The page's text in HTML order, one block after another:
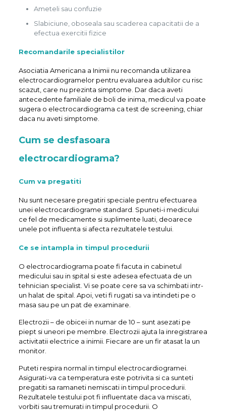
Ameteli sau confuzie
Slabiciune, oboseala sau scaderea capacitatii de a
efectua exercitii fizice
Recomandarile specialistilor
Asociatia Americana a Inimii nu recomanda utilizarea
electrocardiogramelor pentru evaluarea adultilor cu risc
scazut, care nu prezinta simptome. Dar daca aveti
antecedente familiale de boli de inima, medicul va poate
sugera o electrocardiograma ca test de screening, chiar
daca nu aveti simptome.
Cum se desfasoara
electrocardiograma?
Cum va pregatiti
Nu sunt necesare pregatiri speciale pentru efectuarea
unei electrocardiograme standard. Spuneti-i medicului
ce fel de medicamente si suplimente luati, deoarece
unele pot influenta si afecta rezultatele testului.
Ce se intampla in timpul procedurii
O electrocardiograma poate fi facuta in cabinetul
medicului sau in spital si este adesea efectuata de un
tehnician specialist. Vi se poate cere sa va schimbati intr-
un halat de spital. Apoi, veti fi rugati sa va intindeti pe o
masa sau pe un pat de examinare.
Electrozii – de obicei in numar de 10 – sunt asezati pe
piept si uneori pe membre. Electrozii ajuta la inregistrarea
activitatii electrice a inimii. Fiecare are un fir atasat la un
monitor.
Puteti respira normal in timpul electrocardiogramei.
Asigurati-va ca temperatura este potrivita si ca sunteti
pregatiti sa ramaneti nemiscati in timpul procedurii.
Rezultatele testului pot fi influentate daca va miscati,
vorbiti sau tremurati in timpul procedurii. O